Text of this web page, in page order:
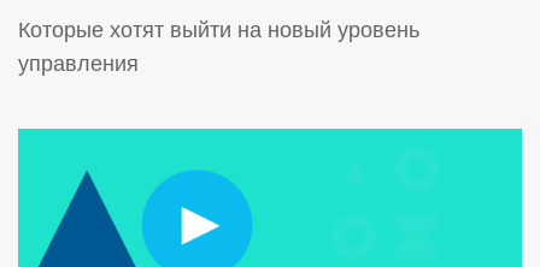
Которые хотят выйти на новый уровень
управления